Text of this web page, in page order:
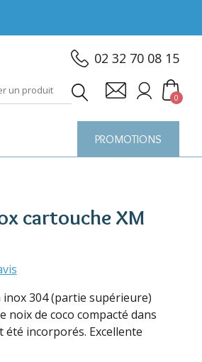
02 32 70 08 15
0
PROMOTIONS
cartouche XM
304 (partie supérieure)
noix de coco compacté dans
été incorporés. Excellente